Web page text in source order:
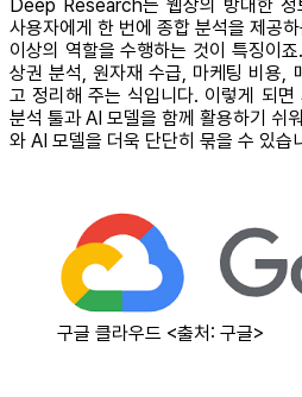
Deep Research는 웹상의 방대한 정
사용자에게 한 번에 종합 분석을 제공
이상의 역할을 수행하는 것이 특징이
상권 분석, 원자재 수급, 마케팅 비용,
고 정리해 주는 식입니다. 이렇게 되
분석 툴과 AI 모델을 함께 활용하기 쉬
와 AI 모델을 더욱 단단히 묶을 수 있습
구글 클라우드 <출처: 구글>